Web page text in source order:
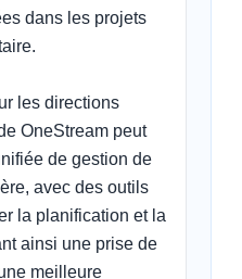
dans les projets
les directions
OneStream peut
de gestion de
avec des outils
la planification et la
ainsi une prise de
meilleure